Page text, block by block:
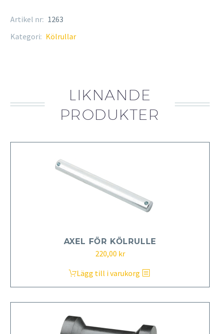
Artikel nr: 1263
Kategori: Kölrullar
LIKNANDE
PRODUKTER
AXEL FÖR KÖLRULLE
220,00 kr
Lägg till i varukorg